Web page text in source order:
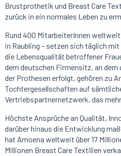
Brustprothetik und Breast Care
zurück in ein normales Leben zu
Rund 400 MitarbeiterInnen
in Raubling – setzen sich täglich
die Lebensqualität betroffener
dem deutschen Firmensitz, an dem
der Prothesen erfolgt, gehören zu
Tochtergesellschaften auf
Vertriebspartnernetzwerk, das
Höchste Ansprüche an Qualität,
darüber hinaus die Entwicklung
hat Amoena weltweit über 17
Millionen Breast Care Textilien